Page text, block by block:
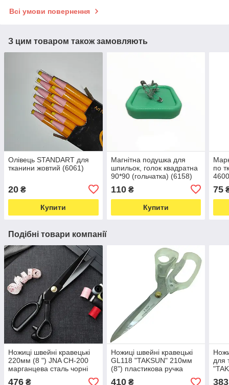
Всі умови повернення
З цим товаром також замовляють
Олівець STANDART для
тканини жовтий (6061)
20 ₴
Купити
Магнітна подушка для
шпильок, голок квадратна
90*90 (гольчатка) (6158)
110₴
Купити
по
75
Подібні товари компанії
Ножиці швейні кравецькі
220мм (8 ") JNA CH-200
марганцева сталь чорні
(6348)
476 ₴
Ножиці швейні кравецькі
GL118 "TAKSUN" 210мм
(8") пластикова ручка
(5960)
410₴
для
383